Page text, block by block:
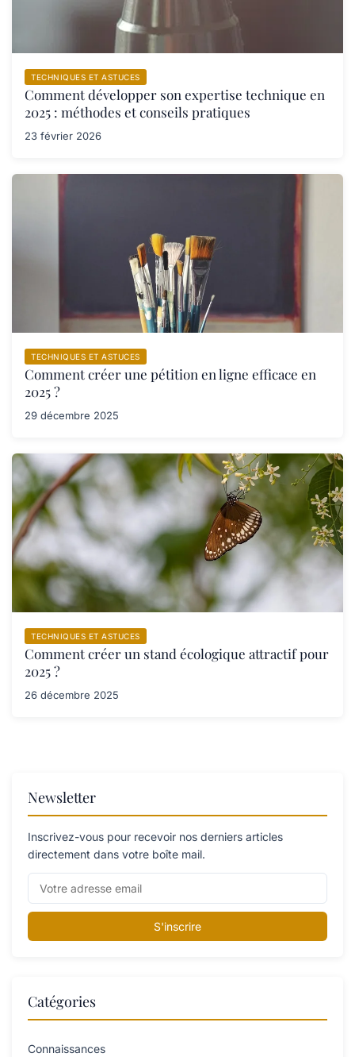
TECHNIQUES ET ASTUCES
Comment développer son expertise technique en
2025 : méthodes et conseils pratiques
23 février 2026
TECHNIQUES ET ASTUCES
Comment créer une pétition en ligne efficace en
2025 ?
29 décembre 2025
TECHNIQUES ET ASTUCES
Comment créer un stand écologique attractif pour
2025 ?
26 décembre 2025
Newsletter
Inscrivez-vous pour recevoir nos derniers articles
directement dans votre boîte mail.
S'inscrire
Catégories
Connaissances